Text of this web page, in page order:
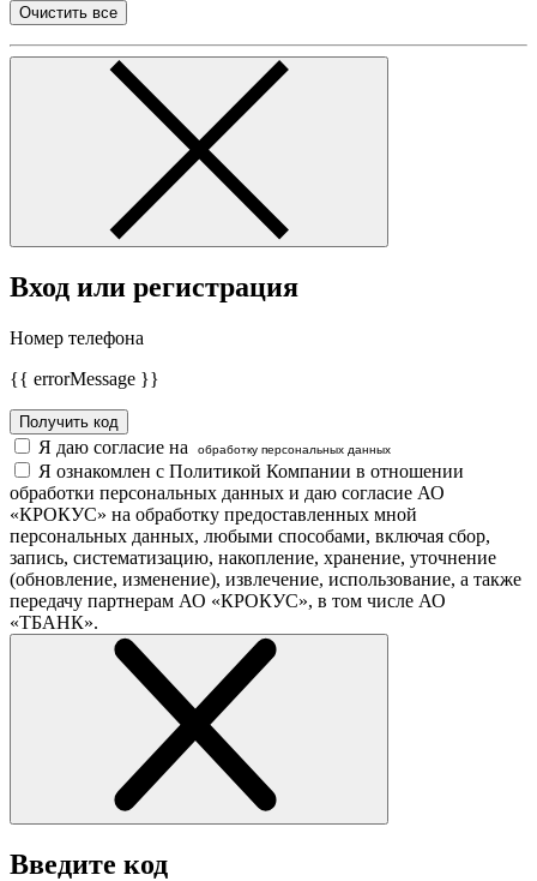
Очистить все
Вход или регистрация
Номер телефона
{{ errorMessage }}
Получить код
Я даю согласие на обработку персональных данных
Я ознакомлен с Политикой Компании в отношении
обработки персональных данных и даю согласие АО
«КРОКУС» на обработку предоставленных мной
персональных данных, любыми способами, включая сбор,
запись, систематизацию, накопление, хранение, уточнение
(обновление, изменение), извлечение, использование, а также
передачу партнерам АО «КРОКУС», в том числе АО
«ТБАНК».
Введите код